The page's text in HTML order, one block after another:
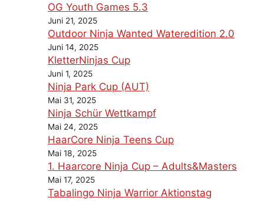
OG Youth Games 5.3
Juni 21, 2025
Outdoor Ninja Wanted Wateredition 2.0
Juni 14, 2025
KletterNinjas Cup
Juni 1, 2025
Ninja Park Cup (AUT)
Mai 31, 2025
Ninja Schür Wettkampf
Mai 24, 2025
HaarCore Ninja Teens Cup
Mai 18, 2025
1. Haarcore Ninja Cup – Adults&Masters
Mai 17, 2025
Tabalingo Ninja Warrior Aktionstag